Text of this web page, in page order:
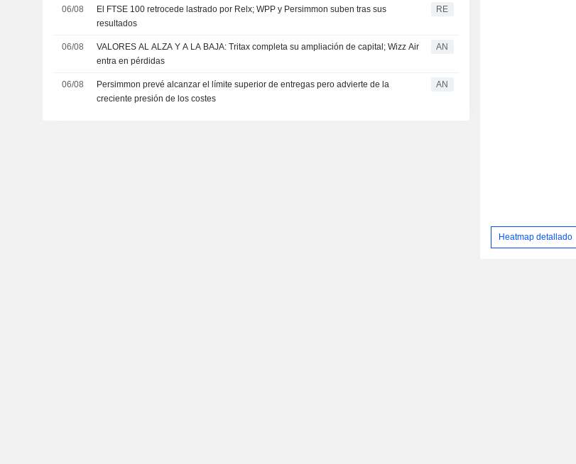
06/08
El FTSE 100 retrocede lastrado por Relx; WPP y Persimmon suben tras sus
resultados
RE
06/08
VALORES AL ALZA Y A LA BAJA: Tritax completa su ampliación de capital; Wizz Air
entra en pérdidas
AN
06/08
Persimmon prevé alcanzar el límite superior de entregas pero advierte de la
creciente presión de los costes
AN
Heatmap detallado